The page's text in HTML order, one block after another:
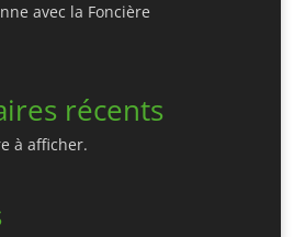
avec la Foncière
récents
à afficher.